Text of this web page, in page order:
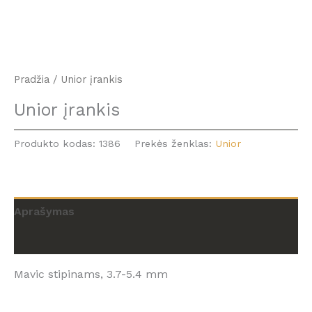
Pradžia / Unior įrankis
Unior įrankis
Produkto kodas: 1386 Prekės ženklas: Unior
Aprašymas
Mavic stipinams, 3.7-5.4 mm